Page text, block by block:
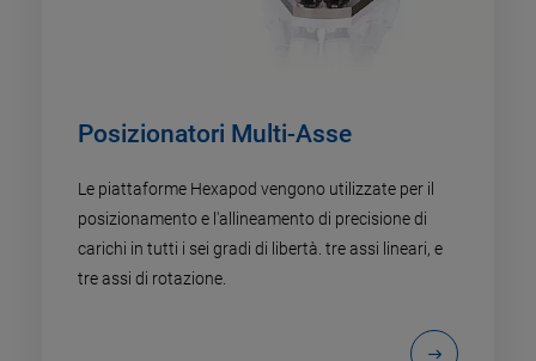
Posizionatori Multi-Asse
Le piattaforme Hexapod vengono utilizzate per il
posizionamento e l'allineamento di precisione di
carichi in tutti i sei gradi di libertà. tre assi lineari, e
tre assi di rotazione.